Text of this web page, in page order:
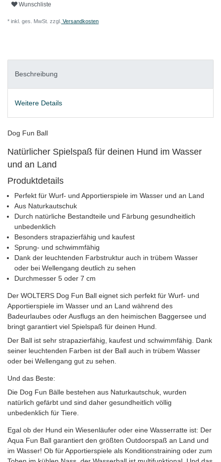
Wunschliste
* inkl. ges. MwSt. zzgl. Versandkosten
Beschreibung
Weitere Details
Dog Fun Ball
Natürlicher Spielspaß für deinen Hund im Wasser
und an Land
Produktdetails
Perfekt für Wurf- und Apportierspiele im Wasser und an Land
Aus Naturkautschuk
Durch natürliche Bestandteile und Färbung gesundheitlich
unbedenklich
Besonders strapazierfähig und kaufest
Sprung- und schwimmfähig
Dank der leuchtenden Farbstruktur auch in trübem Wasser
oder bei Wellengang deutlich zu sehen
Durchmesser 5 oder 7 cm
Der WOLTERS Dog Fun Ball eignet sich perfekt für Wurf- und
Apportierspiele im Wasser und an Land während des
Badeurlaubes oder Ausflugs an den heimischen Baggersee und
bringt garantiert viel Spielspaß für deinen Hund.
Der Ball ist sehr strapazierfähig, kaufest und schwimmfähig. Dank
seiner leuchtenden Farben ist der Ball auch in trübem Wasser
oder bei Wellengang gut zu sehen.
Und das Beste:
Die Dog Fun Bälle bestehen aus Naturkautschuk, wurden
natürlich gefärbt und sind daher gesundheitlich völlig
unbedenklich für Tiere.
Egal ob der Hund ein Wiesenläufer oder eine Wasserratte ist: Der
Aqua Fun Ball garantiert den größten Outdoorspaß an Land und
im Wasser! Ob für Apportierspiele als Konditionstraining oder zum